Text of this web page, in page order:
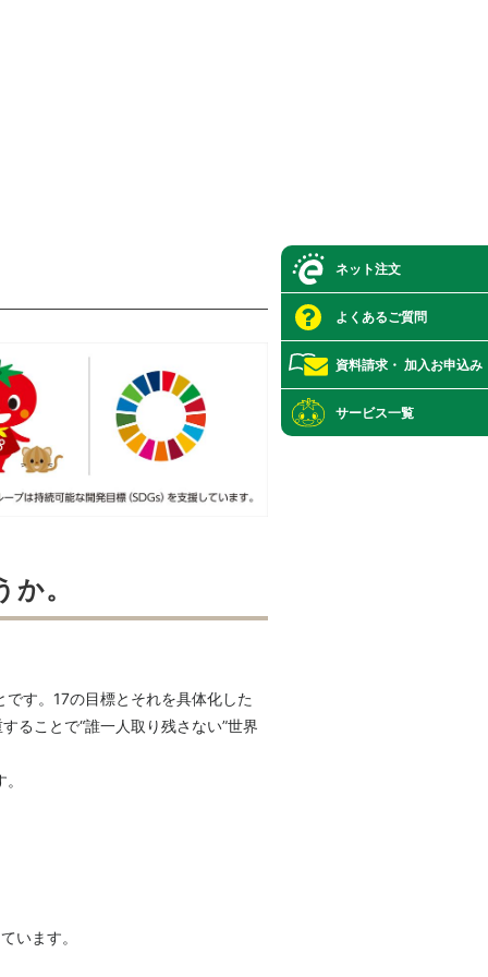
。
す。17の目標とそれを具体化した
ることで“誰一人取り残さない”世界
います。
ネット注文
よくあるご質問
資料請求・ 加入お申込み
サービス一覧